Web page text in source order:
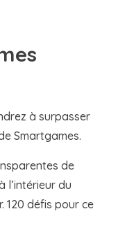
à surpasser
Smartgames.
de
l’intérieur du
120 défis pour ce